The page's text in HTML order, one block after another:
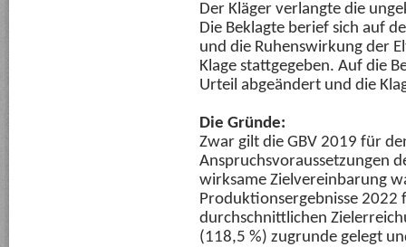
Der Kläger verlangte die
Die Beklagte berief sich auf
und die Ruhenswirkung der
Klage stattgegeben. Auf die
Urteil abgeändert und die
Die Gründe:
Zwar gilt die GBV 2019 für
Anspruchsvoraussetzungen
wirksame Zielvereinbarung
Produktionsergebnisse
durchschnittlichen
(118,5 %) zugrunde gelegt